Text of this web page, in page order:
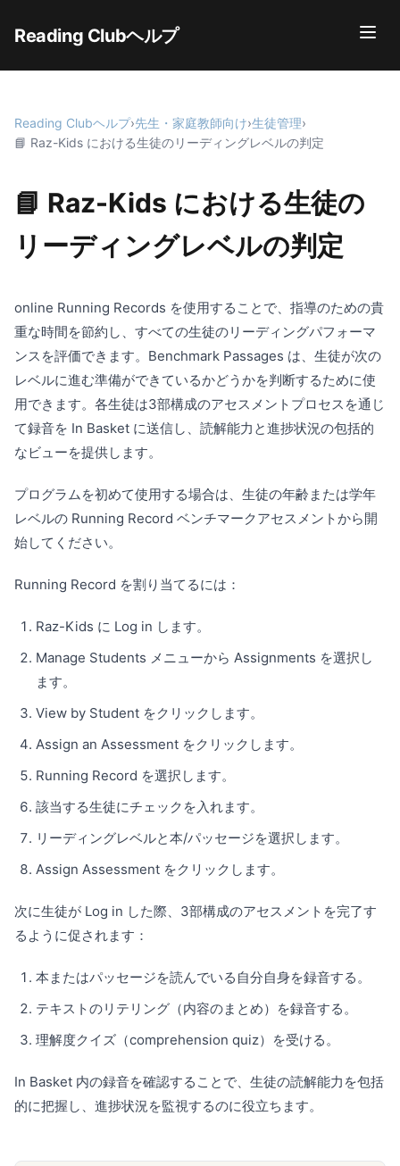
Reading Clubヘルプ
Reading Clubヘルプ›先生・家庭教師向け›生徒管理›
📘 Raz-Kids における生徒のリーディングレベルの判定
📘 Raz-Kids における生徒の
リーディングレベルの判定
online Running Records を使用することで、指導のための貴
重な時間を節約し、すべての生徒のリーディングパフォーマ
ンスを評価できます。Benchmark Passages は、生徒が次の
レベルに進む準備ができているかどうかを判断するために使
用できます。各生徒は3部構成のアセスメントプロセスを通じ
て録音を In Basket に送信し、読解能力と進捗状況の包括的
なビューを提供します。
プログラムを初めて使用する場合は、生徒の年齢または学年
レベルの Running Record ベンチマークアセスメントから開
始してください。
Running Record を割り当てるには：
Raz-Kids に Log in します。
Manage Students メニューから Assignments を選択し
ます。
View by Student をクリックします。
Assign an Assessment をクリックします。
Running Record を選択します。
該当する生徒にチェックを入れます。
リーディングレベルと本/パッセージを選択します。
Assign Assessment をクリックします。
次に生徒が Log in した際、3部構成のアセスメントを完了す
るように促されます：
本またはパッセージを読んでいる自分自身を録音する。
テキストのリテリング（内容のまとめ）を録音する。
理解度クイズ（comprehension quiz）を受ける。
In Basket 内の録音を確認することで、生徒の読解能力を包括
的に把握し、進捗状況を監視するのに役立ちます。